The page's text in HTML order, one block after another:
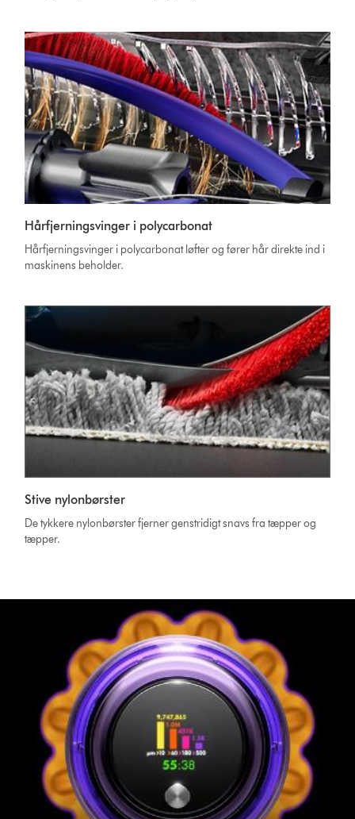
Hårfjerningsvinger i polycarbonat
Hårfjerningsvinger i polycarbonat løfter og fører hår direkte ind i
maskinens beholder.
Stive nylonbørster
De tykkere nylonbørster fjerner genstridigt snavs fra tæpper og
tæpper.